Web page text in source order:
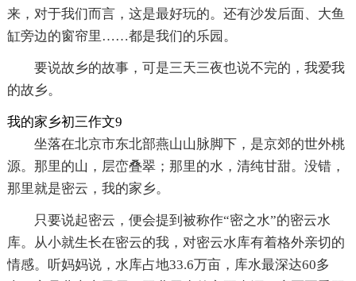
来，对于我们而言，这是最好玩的。还有沙发后面、大鱼
缸旁边的窗帘里……都是我们的乐园。
要说故乡的故事，可是三天三夜也说不完的，我爱我
的故乡。
我的家乡初三作文9
坐落在北京市东北部燕山山脉脚下，是京郊的世外桃
源。那里的山，层峦叠翠；那里的水，清纯甘甜。没错，
那里就是密云，我的家乡。
只要说起密云，便会提到被称作“密之水”的密云水
库。从小就生长在密云的我，对密云水库有着格外亲切的
情感。听妈妈说，水库占地33.6万亩，库水最深达60多